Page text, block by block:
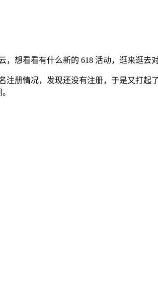
想看看有什么新的 618 活动，逛来逛去
注册情况，发现还没有注册，于是又打